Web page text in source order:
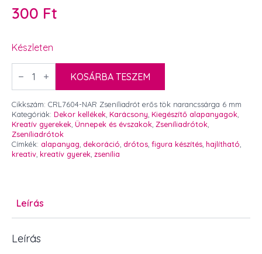
300 Ft
Készleten
Zseníliadrót
erős
mm
mennyiség
KOSÁRBA TESZEM
Cikkszám: CRL7604-NAR Zseníliadrót erős tök narancssárga 6 mm
Kategóriák: Dekor kellékek, Karácsony, Kiegészítő alapanyagok,
Kreatív gyerekek, Ünnepek és évszakok, Zseníliadrótok,
Zseníliadrótok
Címkék: alapanyag, dekoráció, drótos, figura készítés, hajlítható,
kreativ, kreatív gyerek, zsenília
Leírás
Leírás